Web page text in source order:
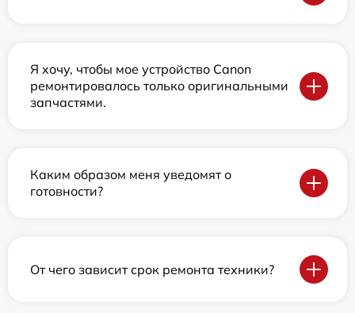
Я хочу, чтобы мое устройство Canon
ремонтировалось только оригинальными
запчастями.
Каким образом меня уведомят о
готовности?
От чего зависит срок ремонта техники?